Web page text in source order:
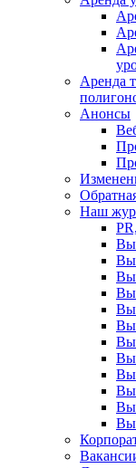
Аренда
Анонсы
Наш